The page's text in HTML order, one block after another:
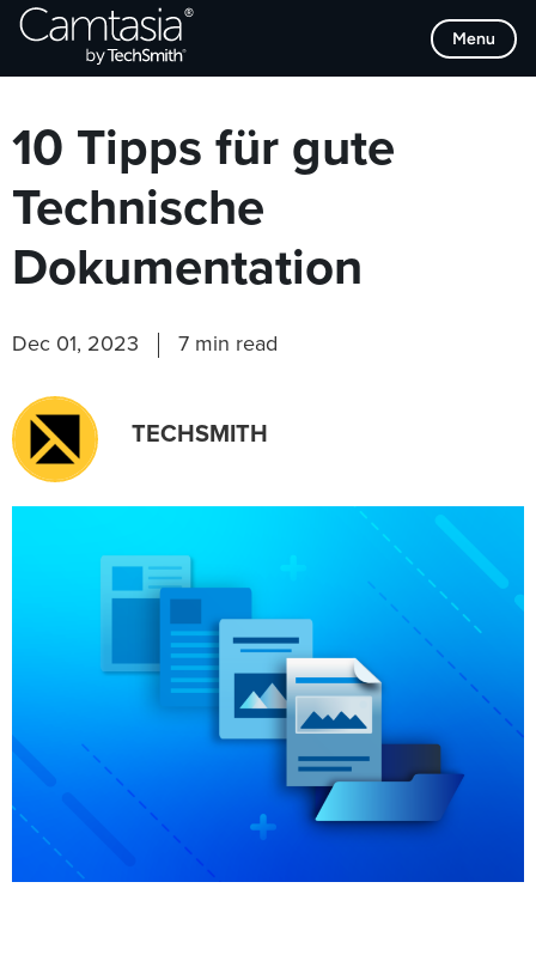
Direkt
zum
Menu
Browse Categories
10 Tipps für gute
Technische
Dokumentation
Dec 01, 2023 7 min read
TECHSMITH